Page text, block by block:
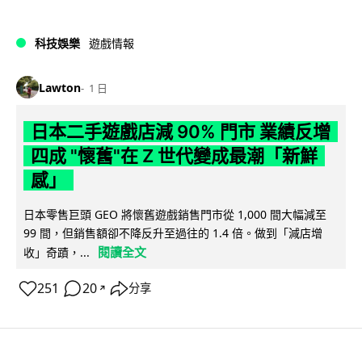
科技娛樂 遊戲情報
Lawton 1 日
日本二手遊戲店減 90% 門市 業績反增
四成 "懷舊"在 Z 世代變成最潮「新鮮
感」
日本零售巨頭 GEO 將懷舊遊戲銷售門市從 1,000 間大幅減至
99 間，但銷售額卻不降反升至過往的 1.4 倍。做到「減店增
收」奇蹟，...
閱讀全文
251 20 ↗ 分享